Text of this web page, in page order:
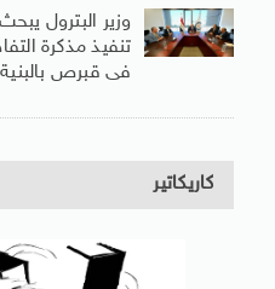
وزير البترول
تنفيذ مذكرة
فى قبرص بالبنية
كاريكاتير